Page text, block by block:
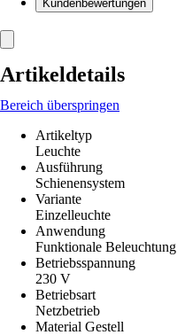
Kundenbewertungen
Artikeldetails
Bereich überspringen
Artikeltyp
Leuchte
Ausführung
Schienensystem
Variante
Einzelleuchte
Anwendung
Funktionale Beleuchtung
Betriebsspannung
230 V
Betriebsart
Netzbetrieb
Material Gestell